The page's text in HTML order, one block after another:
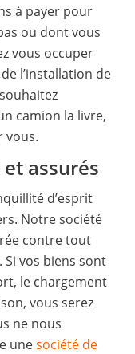
à payer pour
ou dont vous
vous occuper
l’installation de
camion la livre,
vous.
assurés
d’esprit
Notre société
contre tout
vos biens sont
le chargement
vous serez
ne nous
unesociété de